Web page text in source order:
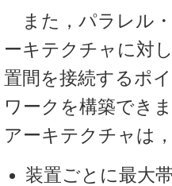
また，パラレル
ーキテクチャに対
置間を接続するポ
ワークを構築でき
アーキテクチャは
装置ごとに最大